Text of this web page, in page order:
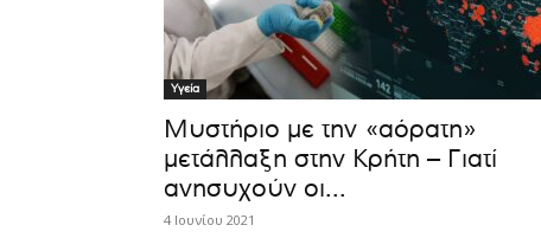
Υγεία
Μυστήριο με την «αόρατη»
μετάλλαξη στην Κρήτη – Γιατί
ανησυχούν οι...
4 Ιουνίου 2021